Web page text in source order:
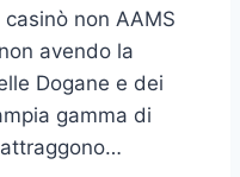
non AAMS
avendo la
Dogane e dei
gamma di